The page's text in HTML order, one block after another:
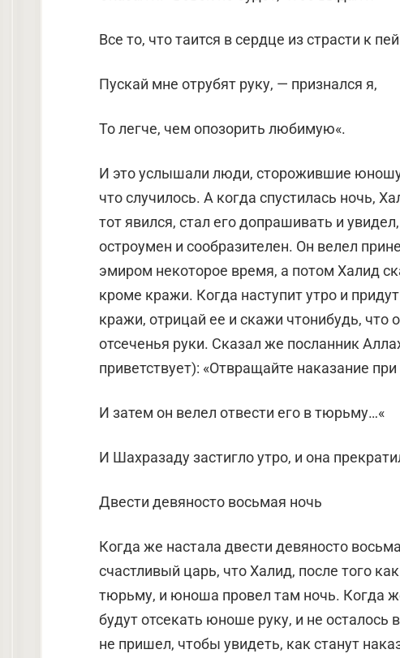
Все то, что таится в сердце из страсти к
Пускай мне отрубят руку, — признался я,
То легче, чем опозорить любимую«.
И это услышали люди, сторожившие
что случилось. А когда спустилась ночь,
тот явился, стал его допрашивать и
остроумен и сообразителен. Он велел
эмиром некоторое время, а потом Халид
кроме кражи. Когда наступит утро и
кражи, отрицай ее и скажи чтонибудь, что
отсеченья руки. Сказал же посланник
приветствует): «Отвращайте наказание
И затем он велел отвести его в тюрьму…«
И Шахразаду застигло утро, и она
Двести девяносто восьмая ночь
Когда же настала двести девяносто
счастливый царь, что Халид, после того
тюрьму, и юноша провел там ночь. Когда
будут отсекать юноше руку, и не
не пришел, чтобы увидеть, как станут